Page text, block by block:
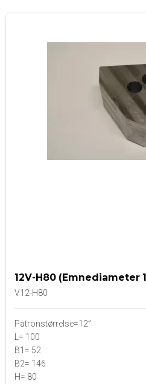
12V-H80 (Emnediameter
V12-H80
Patronstørrelse=12”
L= 100
B1= 52
B2= 146
H= 80